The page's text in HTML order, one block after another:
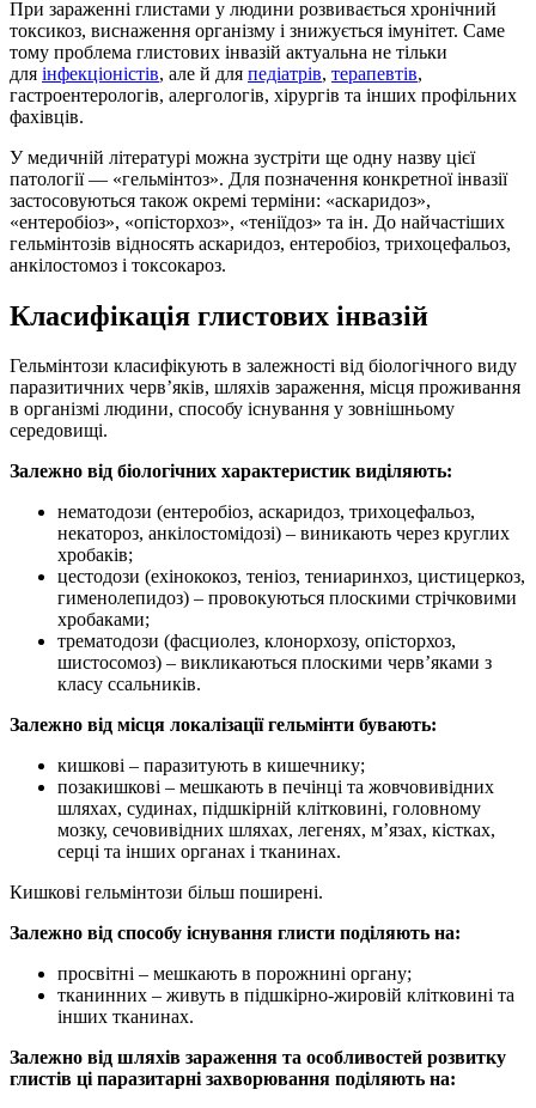
При зараженні глистами у людини розвивається хронічний
токсикоз, виснаження організму і знижується імунітет. Саме
тому проблема глистових інвазій актуальна не тільки
для інфекціоністів, але й для педіатрів, терапевтів,
гастроентерологів, алергологів, хірургів та інших профільних
фахівців.
У медичній літературі можна зустріти ще одну назву цієї
патології — «гельмінтоз». Для позначення конкретної інвазії
застосовуються також окремі терміни: «аскаридоз»,
«ентеробіоз», «опісторхоз», «теніїдоз» та ін. До найчастіших
гельмінтозів відносять аскаридоз, ентеробіоз, трихоцефальоз,
анкілостомоз і токсокароз.
Класифікація глистових інвазій
Гельмінтози класифікують в залежності від біологічного виду
паразитичних черв’яків, шляхів зараження, місця проживання
в організмі людини, способу існування у зовнішньому
середовищі.
Залежно від біологічних характеристик виділяють:
нематодози (ентеробіоз, аскаридоз, трихоцефальоз,
некатороз, анкілостомідозі) – виникають через круглих
хробаків;
цестодози (ехінококоз, теніоз, тениаринхоз, цистицеркоз,
гименолепидоз) – провокуються плоскими стрічковими
хробаками;
трематодози (фасциолез, клонорхозу, опісторхоз,
шистосомоз) – викликаються плоскими черв’яками з
класу ссальників.
Залежно від місця локалізації гельмінти бувають:
кишкові – паразитують в кишечнику;
позакишкові – мешкають в печінці та жовчовивідних
шляхах, судинах, підшкірній клітковині, головному
мозку, сечовивідних шляхах, легенях, м’язах, кістках,
серці та інших органах і тканинах.
Кишкові гельмінтози більш поширені.
Залежно від способу існування глисти поділяють на:
просвітні – мешкають в порожнині органу;
тканинних – живуть в підшкірно-жировій клітковині та
інших тканинах.
Залежно від шляхів зараження та особливостей розвитку
глистів ці паразитарні захворювання поділяють на: